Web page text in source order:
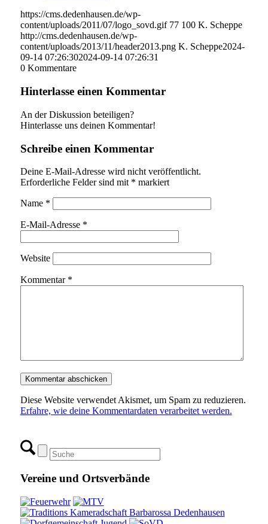
https://cms.dedenhausen.de/wp-
content/uploads/2011/07/logo_sovd.gif 77 100 K. Scheppe
http://cms.dedenhausen.de/wp-
content/uploads/2013/11/header2013.png K. Scheppe2024-
09-14 07:26:302024-09-14 07:26:31
0 Kommentare
Hinterlasse einen Kommentar
An der Diskussion beteiligen?
Hinterlasse uns deinen Kommentar!
Schreibe einen Kommentar
Deine E-Mail-Adresse wird nicht veröffentlicht.
Erforderliche Felder sind mit * markiert
Name *
E-Mail-Adresse *
Website
Kommentar *
Diese Website verwendet Akismet, um Spam zu reduzieren.
Erfahre, wie deine Kommentardaten verarbeitet werden.
Vereine und Ortsverbände